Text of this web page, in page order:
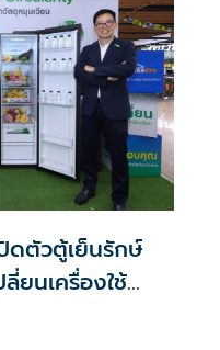
ดตัวตู้เย็นรักษ์
ยนเครื่องใช้